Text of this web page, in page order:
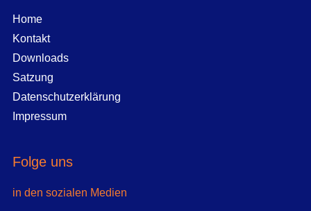
Home
Kontakt
Downloads
Satzung
Datenschutzerklärung
Impressum
Folge uns
in den sozialen Medien